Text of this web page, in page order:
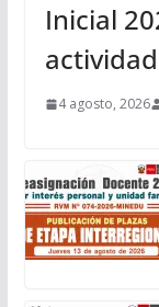
Inicial
4 agosto, 2026